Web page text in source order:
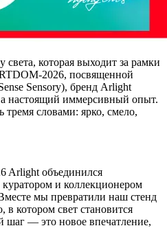
света, которая выходит за рамки
2026, посвященной
Sensory), бренд Arlight
а настоящий иммерсивный опыт.
словами: ярко, смело,
Arlight объединился
и коллекционером
мы превратили наш стенд
в котором свет становится
— это новое впечатление,